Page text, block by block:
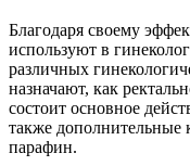
Благодаря своему
используют в
различных
назначают, как
состоит основное
также дополнительные
парафин.